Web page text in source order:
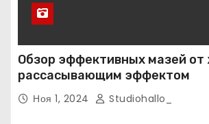
Обзор эффективных мазей от
рассасывающим эффектом
Ноя 1, 2024 Studiohallo_